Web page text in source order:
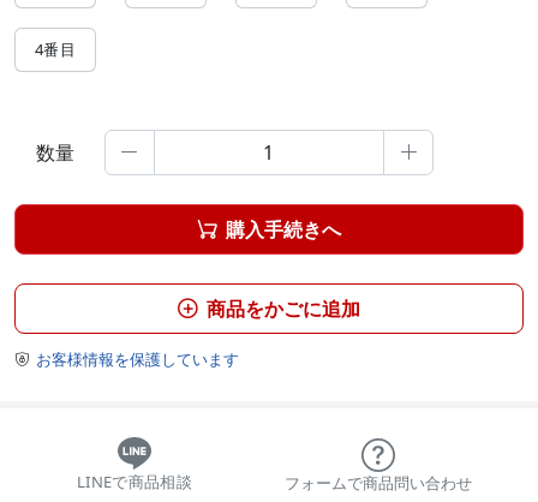
4番目
数量  
 購入手続きへ
 商品をかごに追加
 お客様情報を保護しています
LINEで商品相談 フォームで商品問い合わせ